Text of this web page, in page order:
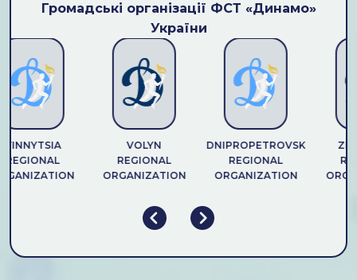
Громадські організації ФСТ «Динамо»
України
VINNYTSIA
REGIONAL
VOLYN
REGIONAL
ORGANIZATION
DNIPROPETROVSK
REGIONAL
ORGANIZATION